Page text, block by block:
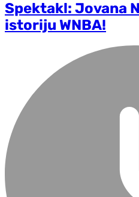
Spektakl: Jovana
istoriju WNBA!